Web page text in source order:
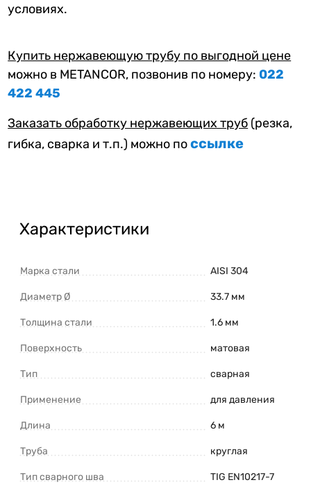
условиях.
Купить нержавеющую трубу по выгодной цене
можно в METANCOR, позвонив по номеру: 022
422 445
Заказать обработку нержавеющих труб (резка,
гибка, сварка и т.п.) можно поссылке
Характеристики
Марка стали AISI 304
Диаметр Ø 33.7 мм
Толщина стали 1.6 мм
Поверхность матовая
Тип сварная
Применение для давления
Длина 6 м
Труба круглая
Тип сварного шва TIG EN10217-7